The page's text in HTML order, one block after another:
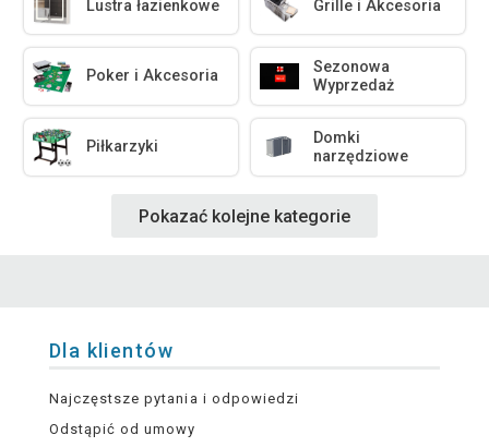
Lustra łazienkowe Grille i Akcesoria
Poker i Akcesoria
Sezonowa
Wyprzedaż
Piłkarzyki
Domki
narzędziowe
Pokazać kolejne kategorie
Dla klientów
Najczęstsze pytania i odpowiedzi
Odstąpić od umowy